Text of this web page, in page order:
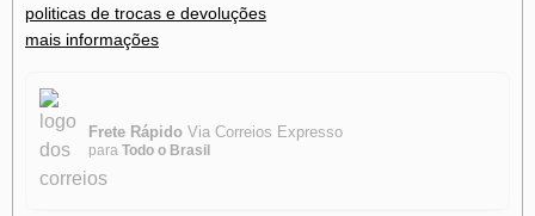
politicas de trocas e devoluções
mais informações
Frete Rápido Via Correios Expresso
para Todo o Brasil